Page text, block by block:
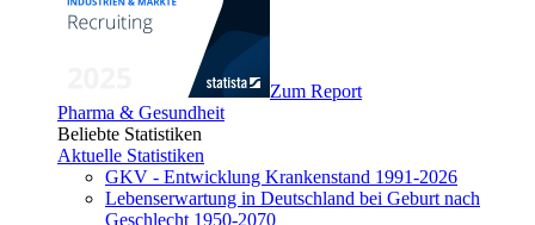
Zum Report
Pharma & Gesundheit
Beliebte Statistiken
Aktuelle Statistiken
GKV - Entwicklung Krankenstand 1991-2026
Lebenserwartung in Deutschland bei Geburt nach
Geschlecht 1950-2070